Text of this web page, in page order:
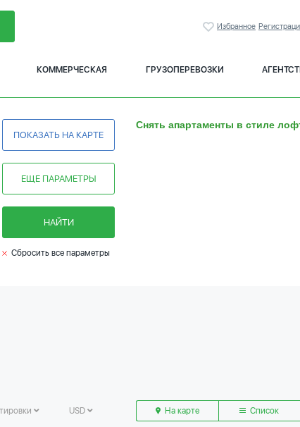
Избранное
КОММЕРЧЕСКАЯ ГРУЗОПЕРЕВОЗКИ
ПОКАЗАТЬ НА КАРТЕ
ЕЩЕ ПАРАМЕТРЫ
НАЙТИ
Снять апартаменты в стиле
Сбросить все параметры
USD На карте Список